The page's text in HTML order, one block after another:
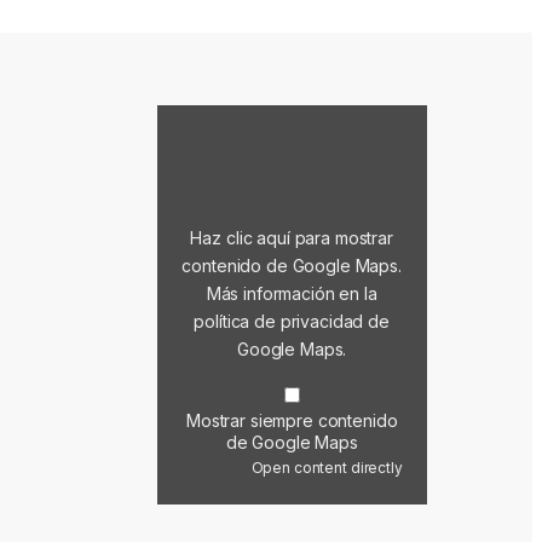
Haz clic aquí para mostrar
contenido de Google Maps.
Más información en la
política de privacidad de
Google Maps.
Mostrar siempre contenido
de Google Maps
Open content directly